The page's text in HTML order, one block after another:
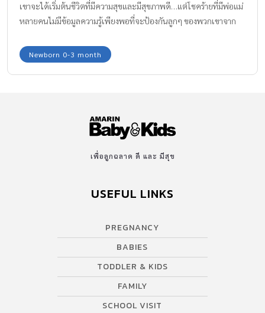
เขาจะได้เริ่มต้นชีวิตที่มีความสุขและมีสุขภาพดี…แต่โชคร้ายที่มีพ่อแม่
หลายคนไม่มีข้อมูลความรู้เพียงพอที่จะป้องกันลูกๆ ของพวกเขาจาก
Newborn 0-3 month
เพื่อลูกฉลาด ดี และ มีสุข
USEFUL LINKS
PREGNANCY
BABIES
TODDLER & KIDS
FAMILY
SCHOOL VISIT